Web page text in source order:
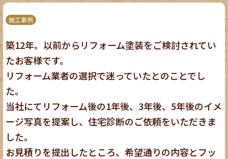
施工事例
築12年。以前からリフォーム塗装をご検討されてい
たお客様です。
リフォーム業者の選択で迷っていたとのことでし
た。
当社にてリフォーム後の1年後、3年後、5年後のイメ
ージ写真を提案し、住宅診断のご依頼をいただきま
した。
お見積りを提出したところ、希望通りの内容とフッ